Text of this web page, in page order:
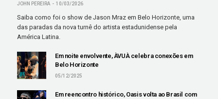
JOHN PEREIRA 10/03/2026
Saiba como foi o show de Jason Mraz em Belo Horizonte, uma
das paradas da nova turnê do artista estadunidense pela
América Latina.
Em noite envolvente, ÀVUÀ celebra conexões em
Belo Horizonte
05/12/2025
Em reencontro histórico, Oasis volta ao Brasil com